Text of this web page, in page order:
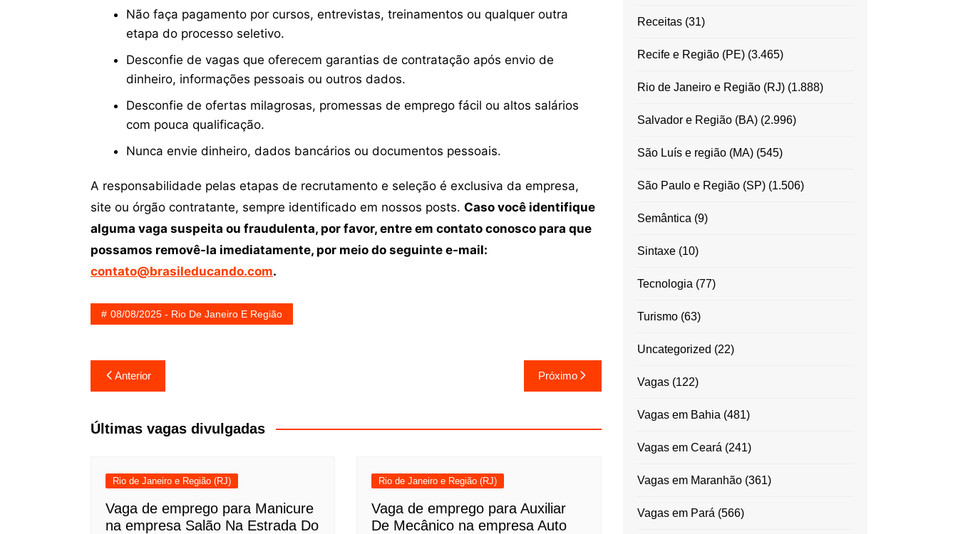
Não faça pagamento por cursos, entrevistas, treinamentos ou qualquer outra
etapa do processo seletivo.
Desconfie de vagas que oferecem garantias de contratação após envio de
dinheiro, informações pessoais ou outros dados.
Desconfie de ofertas milagrosas, promessas de emprego fácil ou altos salários
com pouca qualificação.
Nunca envie dinheiro, dados bancários ou documentos pessoais.
A responsabilidade pelas etapas de recrutamento e seleção é exclusiva da empresa,
site ou órgão contratante, sempre identificado em nossos posts. Caso você identifique
alguma vaga suspeita ou fraudulenta, por favor, entre em contato conosco para que
possamos removê-la imediatamente, por meio do seguinte e-mail:
contato@brasileducando.com.
08/08/2025 - Rio De Janeiro E Região
Navegação
de
Post
Anterior Próximo
Últimas vagas divulgadas
Rio de Janeiro e Região (RJ)
Vaga de emprego para Manicure
na empresa Salão Na Estrada Do
Rio de Janeiro e Região (RJ)
Vaga de emprego para Auxiliar
De Mecânico na empresa Auto
Receitas(31)
Recife e Região (PE)(3.465)
Rio de Janeiro e Região (RJ)(1.888)
Salvador e Região (BA)(2.996)
São Luís e região (MA)(545)
São Paulo e Região (SP)(1.506)
Semântica (9)
Sintaxe(10)
Tecnologia (77)
Turismo(63)
Uncategorized (22)
Vagas(122)
Vagas em Bahia (481)
Vagas em Ceará (241)
Vagas em Maranhão(361)
Vagas em Pará (566)